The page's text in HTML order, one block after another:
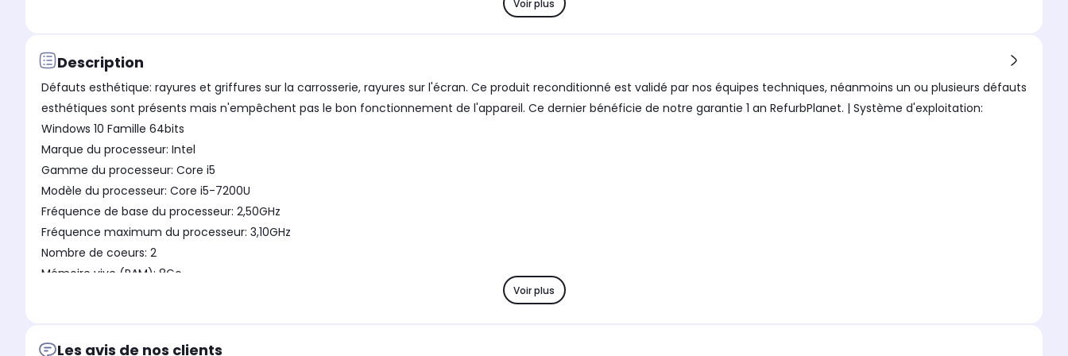
Voir plus
Description
Défauts esthétique: rayures et griffures sur la carrosserie, rayures sur l'écran. Ce produit reconditionné est validé par nos équipes techniques, néanmoins un ou plusieurs défauts
esthétiques sont présents mais n'empêchent pas le bon fonctionnement de l'appareil. Ce dernier bénéficie de notre garantie 1 an RefurbPlanet. | Système d'exploitation:
Windows 10 Famille 64bits
Marque du processeur: Intel
Gamme du processeur: Core i5
Modèle du processeur: Core i5-7200U
Fréquence de base du processeur: 2,50GHz
Fréquence maximum du processeur: 3,10GHz
Nombre de coeurs: 2
Mémoire vive (RAM): 8Go
Voir plus
Les avis de nos clients